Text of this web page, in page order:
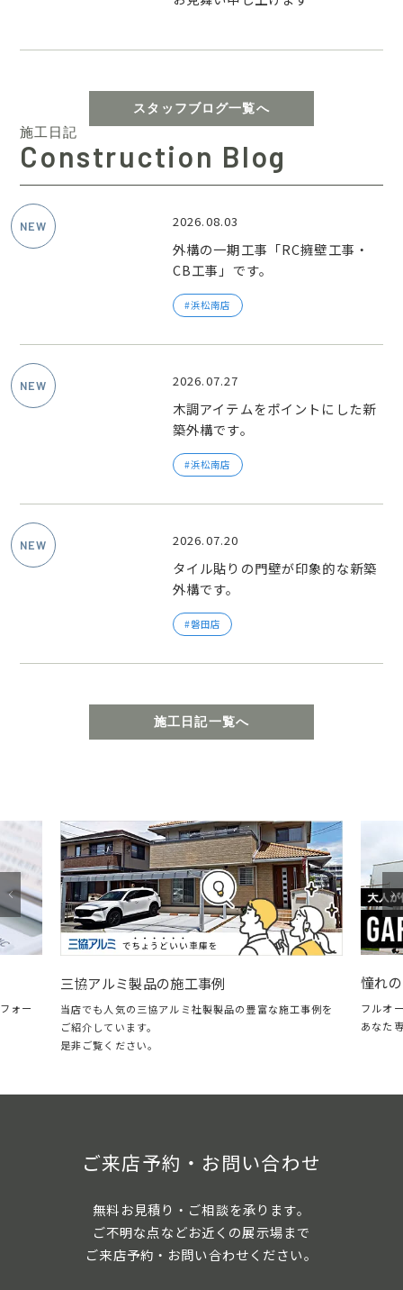
スタッフブログ一覧へ
施工日記
Construction Blog
2026.08.03
外構の一期工事「RC擁壁工事・
CB工事」です。
浜松南店
2026.07.27
木調アイテムをポイントにした新
築外構です。
浜松南店
2026.07.20
タイル貼りの門壁が印象的な新築
外構です。
磐田店
施工日記一覧へ
ォー
三協アルミ製品の施工事例
当店でも人気の三協アルミ社製製品の豊富な施工事例を
ご紹介しています。
是非ご覧ください。
憧れ
フルオ
あなた
ご来店予約・お問い合わせ
無料お見積り・ご相談を承ります。
ご不明な点などお近くの展示場まで
ご来店予約・お問い合わせください。